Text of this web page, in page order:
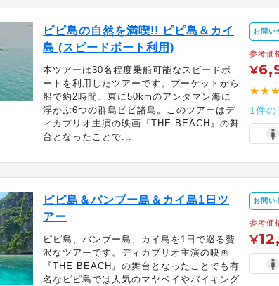
ピピ島の自然を満喫!! ピピ島＆カイ
島 (スピードボート利用)
本ツアーは30名程度乗船可能なスピードボ
ートを利用したツアーです。プーケットから
船で約2時間、東に50kmのアンダマン海に
浮かぶ6つの群島ピピ諸島。このツアーはデ
ィカプリオ主演の映画『THE BEACH』の舞
台となったことで...
お問い
参考価
¥
1件の
ピピ島＆バンブー島＆カイ島1日ツ
アー
ピピ島、バンブー島、カイ島を1日で巡る贅
沢なツアーです。ディカプリオ主演の映画
『THE BEACH』の舞台となったことでも有
名なピピ島では人気のマヤベイやバイキング
お問い
参考価
¥